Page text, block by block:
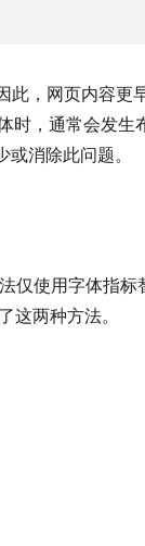
此，网页内容更
时，通常会发生
消除此问题。
仅使用字体指
这两种方法。